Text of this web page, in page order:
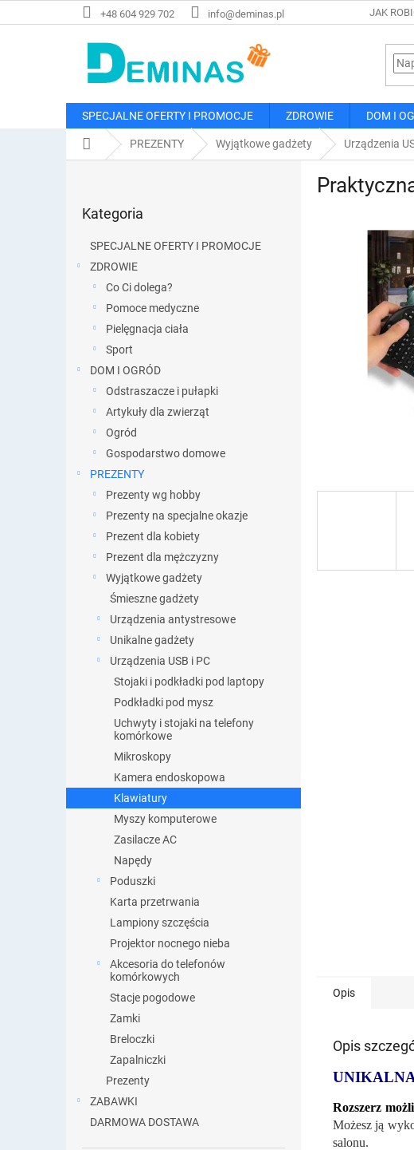
do
+48 604 929 702 info@deminas.pl JAK
SPECJALNE OFERTY I PROMOCJE ZDROWIE DOM I
Home PREZENTY Wyjątkowe gadżety Urządzenia
kategorie
Kategoria
SPECJALNE OFERTY I PROMOCJE
ZDROWIE
Co Ci dolega?
Pomoce medyczne
Pielęgnacja ciała
Sport
DOM I OGRÓD
Odstraszacze i pułapki
Artykuły dla zwierząt
Ogród
Gospodarstwo domowe
PREZENTY
Prezenty wg hobby
Prezenty na specjalne okazje
Prezent dla kobiety
Prezent dla mężczyzny
Wyjątkowe gadżety
Śmieszne gadżety
Urządzenia antystresowe
Unikalne gadżety
Urządzenia USB i PC
Stojaki i podkładki pod laptopy
Podkładki pod mysz
Uchwyty i stojaki na telefony
komórkowe
Mikroskopy
Kamera endoskopowa
Klawiatury
Myszy komputerowe
Zasilacze AC
Napędy
Poduszki
Karta przetrwania
Lampiony szczęścia
Projektor nocnego nieba
Akcesoria do telefonów
komórkowych
Stacje pogodowe
Zamki
Breloczki
Zapalniczki
Prezenty
ZABAWKI
DARMOWA DOSTAWA
Opis
Opis
Rozszerz
Możesz ją
salonu.